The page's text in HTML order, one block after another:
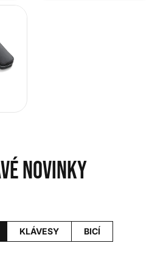
novinky
KLÁVESY BICÍ